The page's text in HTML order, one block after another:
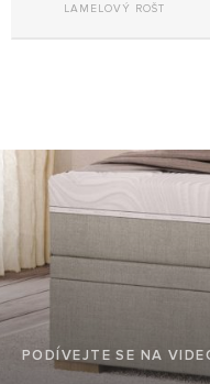
LAMELOVÝ ROŠT
PODÍVEJTE SE NA